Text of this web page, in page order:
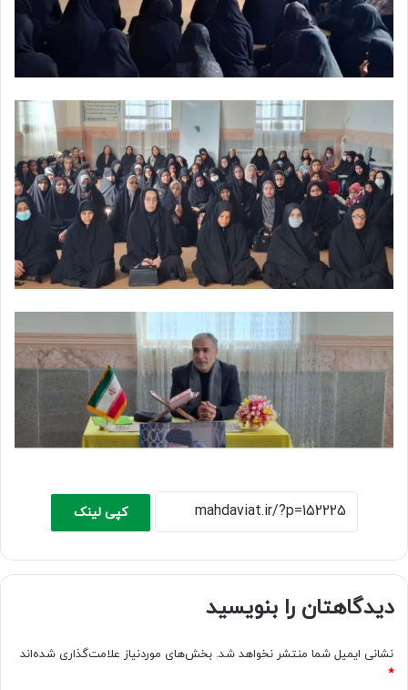
کپی لینک
دیدگاهتان را بنویسید
نشانی ایمیل شما منتشر نخواهد شد. بخش‌های موردنیاز علامت‌گذاری شده‌اند
*